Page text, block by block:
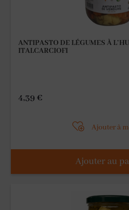
ANTIPASTO DE LÉGUMES À
ITALCARCIOFI
4,39€
Ajouter à
Ajouter au